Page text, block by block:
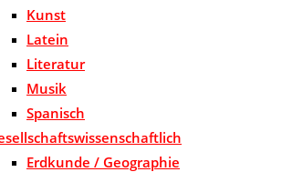
Kunst
Latein
Literatur
Musik
Spanisch
Erdkunde / Geographie